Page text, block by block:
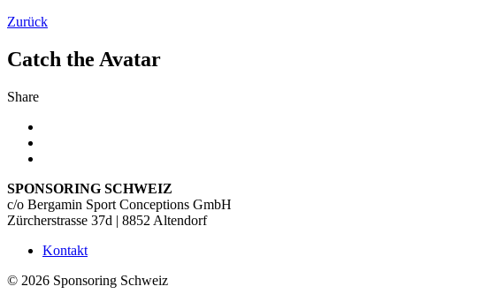
Zurück
Catch the Avatar
Share
nach oben
SPONSORING SCHWEIZ
c/o Bergamin Sport Conceptions GmbH
Zürcherstrasse 37d | 8852 Altendorf
Kontakt
© 2026 Sponsoring Schweiz